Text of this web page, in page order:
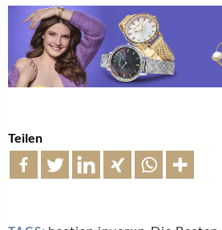
Teilen